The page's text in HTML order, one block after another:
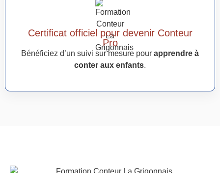
Certificat officiel pour devenir Conteur
Pro
Bénéficiez d’un suivi sur mesure pour apprendre à
conter aux enfants.